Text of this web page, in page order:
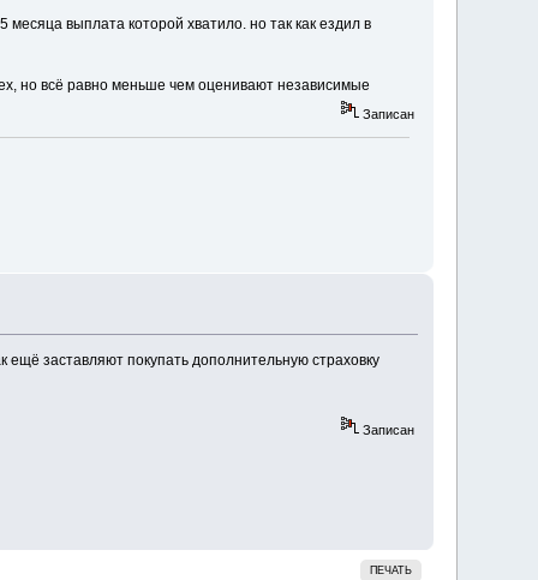
выплата которой хватило. но так как ездил в
но всё равно меньше чем оценивают независимые
Записан
заставляют покупать дополнительную страховку
Записан
ПЕЧАТЬ